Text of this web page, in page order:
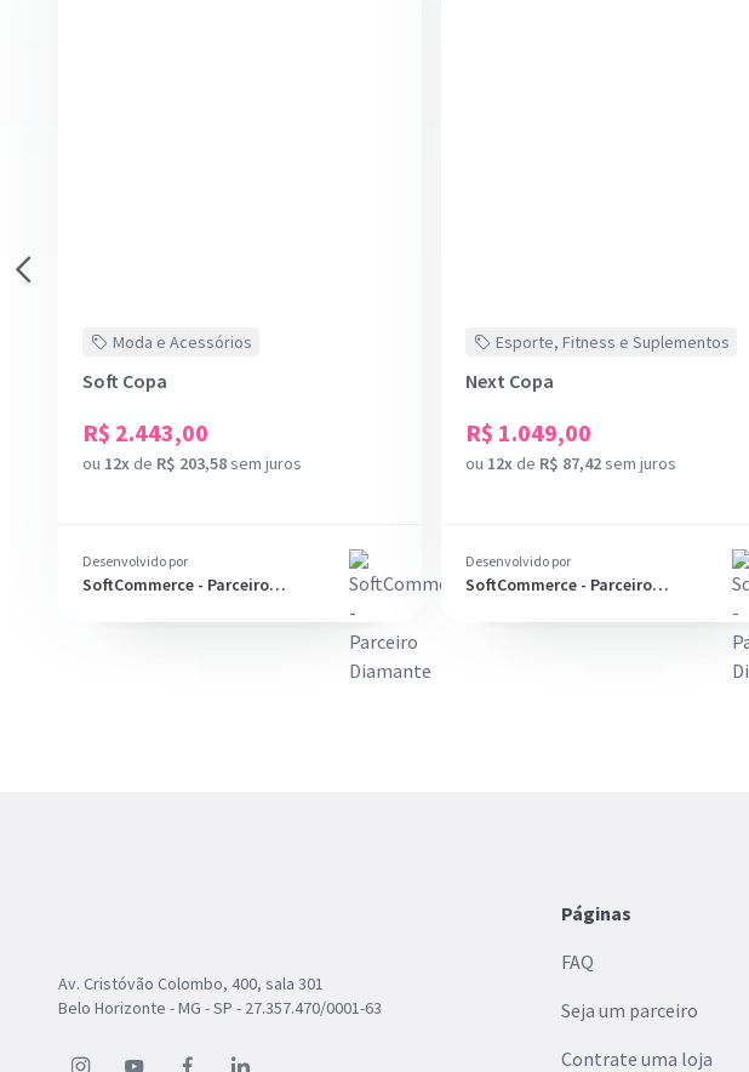
Moda e Acessórios
Soft Copa
R$ 2.443,00
ou 12x de R$ 203,58sem juros
Desenvolvido por
SoftCommerce - Parceiro
Esporte, Fitness e Suplementos
Next Copa
R$ 1.049,00
ou 12x de R$ 87,42sem juros
Desenvolvido por
SoftCommerce - Parceiro
Av. Cristóvão Colombo, 400, sala 301
Belo Horizonte - MG - SP - 27.357.470/0001-63
Páginas
FAQ
Seja um parceiro
Contrate uma loja